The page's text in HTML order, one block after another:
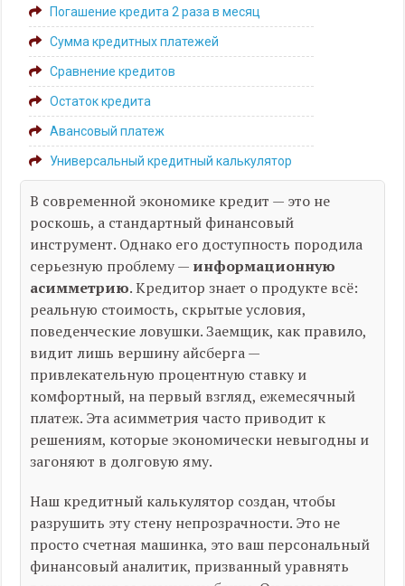
Погашение кредита 2 раза в месяц
Сумма кредитных платежей
Сравнение кредитов
Остаток кредита
Авансовый платеж
Универсальный кредитный калькулятор
В современной экономике кредит — это не
роскошь, а стандартный финансовый
инструмент. Однако его доступность породила
серьезную проблему — информационную
асимметрию. Кредитор знает о продукте всё:
реальную стоимость, скрытые условия,
поведенческие ловушки. Заемщик, как правило,
видит лишь вершину айсберга —
привлекательную процентную ставку и
комфортный, на первый взгляд, ежемесячный
платеж. Эта асимметрия часто приводит к
решениям, которые экономически невыгодны и
загоняют в долговую яму.
Наш кредитный калькулятор создан, чтобы
разрушить эту стену непрозрачности. Это не
просто счетная машинка, это ваш персональный
финансовый аналитик, призванный уравнять